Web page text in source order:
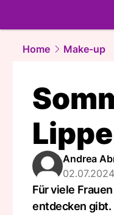
Home
Make-up
Andrea
Für viele
entdecken gibt.